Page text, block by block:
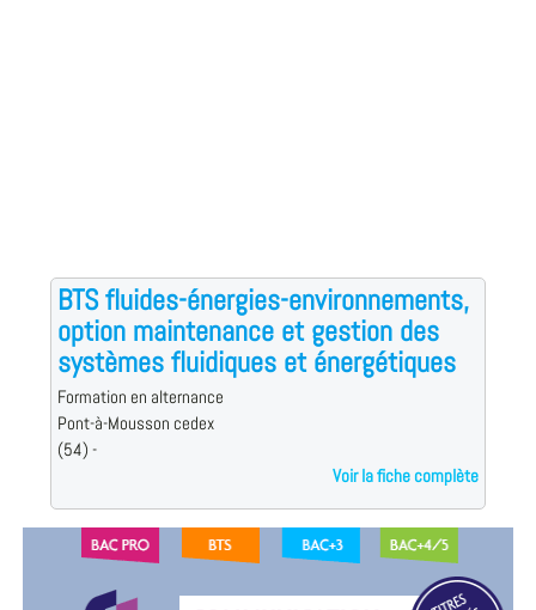
BTS fluides-énergies-environnements,
option maintenance et gestion des
systèmes fluidiques et énergétiques
Formation en alternance
Pont-à-Mousson cedex
(54) -
Voir la fiche complète